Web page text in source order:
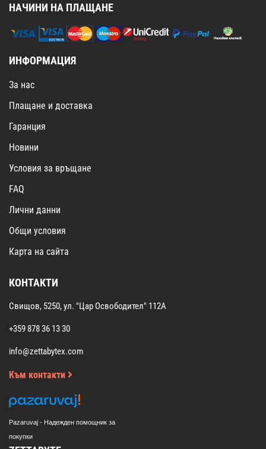
НАЧИНИ НА ПЛАЩАНЕ
ИНФОРМАЦИЯ
За нас
Плащане и доставка
Гаранция
Новини
Условия за връщане
FAQ
Лични данни
Общи условия
Карта на сайта
КОНТАКТИ
Свищов, 5250, ул. "Цар Освободител" 112А
+359 878 36 13 30
info@zettabytex.com
Към контакти
Pazaruvaj - Надежден помощник за
покупки